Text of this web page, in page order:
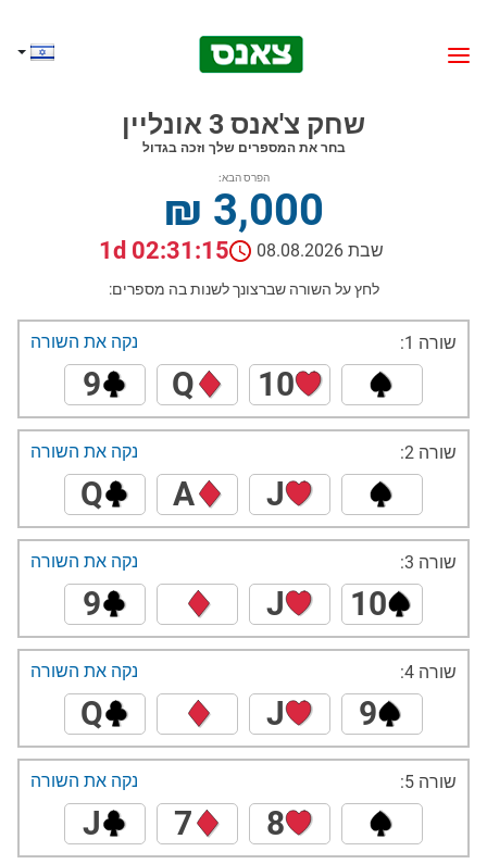
שחק צ'אנס 3 אונליין
בחר את המספרים שלך וזכה בגדול
הפרס הבא:
₪ 3,000
שבת 08.08.2026 1d 02:31:14
לחץ על השורה שברצונך לשנות בה מספרים:
שורה 1:
10
Q
9
נקה את השורה
שורה 2:
J
A
Q
נקה את השורה
שורה 3:
10
J
9
נקה את השורה
שורה 4:
9
J
Q
נקה את השורה
שורה 5:
8
7
J
נקה את השורה